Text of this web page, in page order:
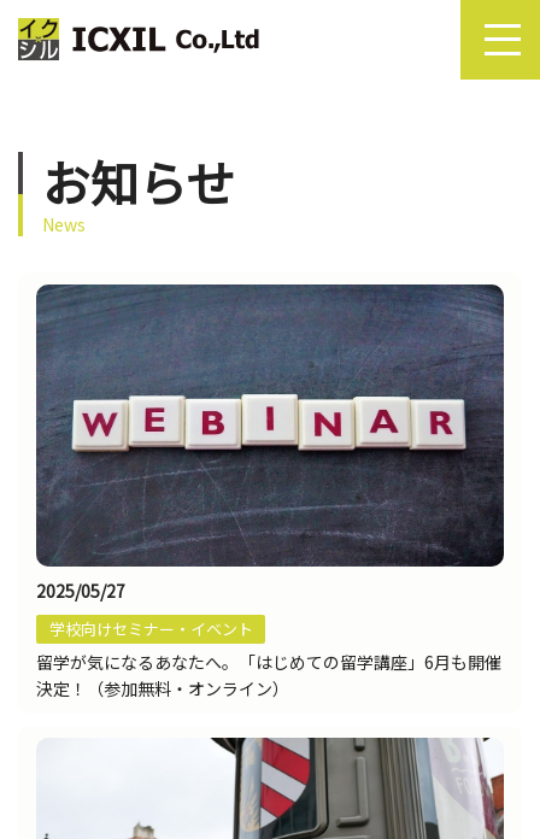
お知らせ
News
2025/05/27
学校向けセミナー・イベント
留学が気になるあなたへ。「はじめての留学講座」6月も開催
決定！（参加無料・オンライン）